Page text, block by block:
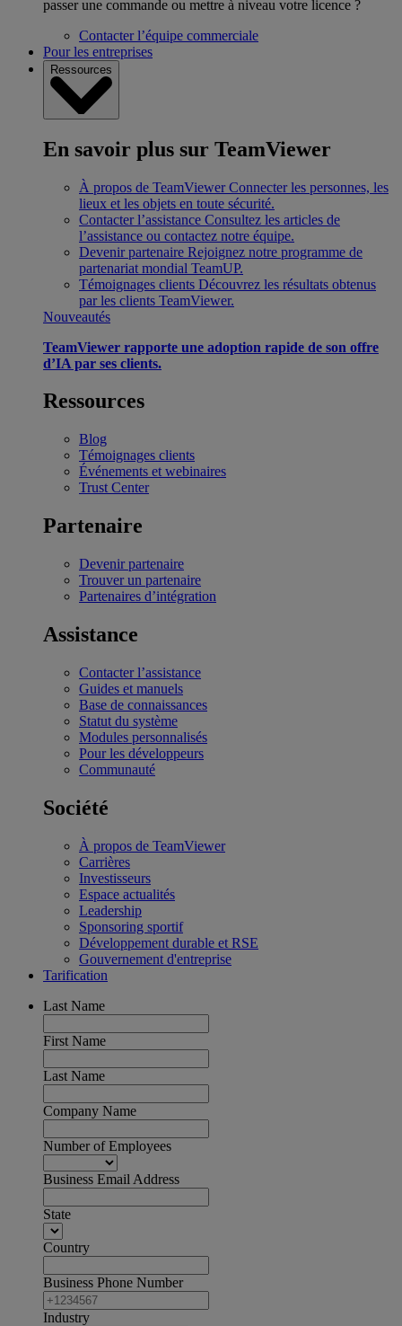
passer une commande ou mettre à niveau votre licence ?
Contacter l’équipe commerciale
Pour les entreprises
Ressources
En savoir plus sur TeamViewer
À propos de TeamViewer Connecter les personnes, les
lieux et les objets en toute sécurité.
Contacter l’assistance Consultez les articles de
l’assistance ou contactez notre équipe.
Devenir partenaire Rejoignez notre programme de
partenariat mondial TeamUP.
Témoignages clients Découvrez les résultats obtenus
par les clients TeamViewer.
Nouveautés
TeamViewer rapporte une adoption rapide de son offre
d’IA par ses clients.
Ressources
Blog
Témoignages clients
Événements et webinaires
Trust Center
Partenaire
Devenir partenaire
Trouver un partenaire
Partenaires d’intégration
Assistance
Contacter l’assistance
Guides et manuels
Base de connaissances
Statut du système
Modules personnalisés
Pour les développeurs
Communauté
Société
À propos de TeamViewer
Carrières
Investisseurs
Espace actualités
Leadership
Sponsoring sportif
Développement durable et RSE
Gouvernement d'entreprise
Tarification
Last Name
First Name
Last Name
Company Name
Number of Employees
Business Email Address
State
Country
Business Phone Number
Industry